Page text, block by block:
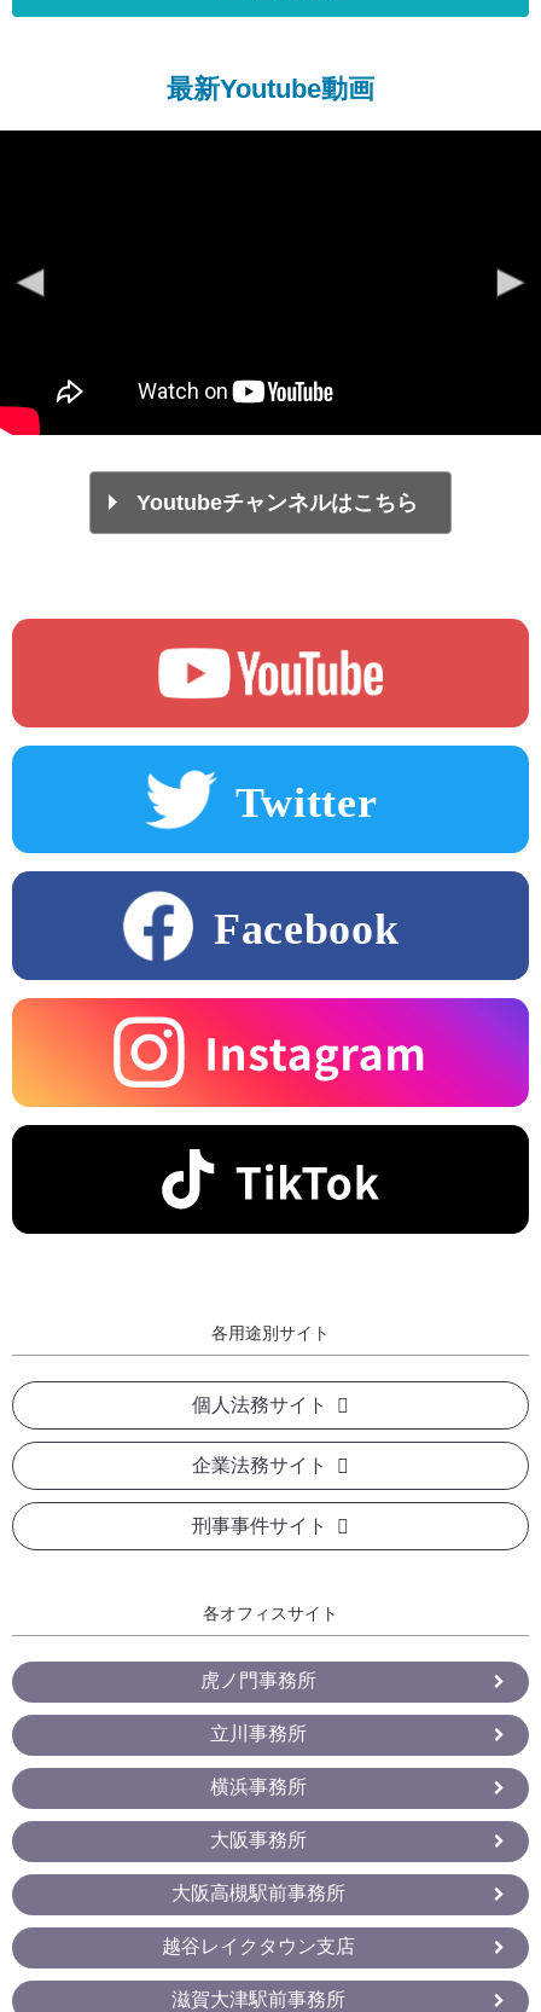
最新Youtube動画
Youtubeチャンネルはこちら
各用途別サイト
個人法務サイト
企業法務サイト
刑事事件サイト
各オフィスサイト
虎ノ門事務所
立川事務所
横浜事務所
大阪事務所
大阪高槻駅前事務所
越谷レイクタウン支店
滋賀大津駅前事務所